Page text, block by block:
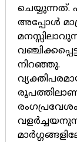
ചെയ്യുന്നത്.
അപ്പോള്‍
നിറഞ്ഞു.